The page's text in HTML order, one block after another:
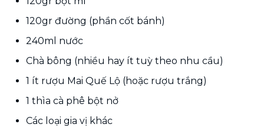
120gr đường (phần cốt bánh)
240ml nước
Chà bông (nhiều hay ít tuỳ theo nhu cầu)
1 ít rượu Mai Quế Lộ (hoặc rượu trắng)
1 thìa cà phê bột nở
Các loại gia vị khác